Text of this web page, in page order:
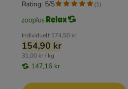
Individuelt 174,50 kr
154,90 kr
31,00 kr / kg
147,16 kr
Rating: 5/5 (1)